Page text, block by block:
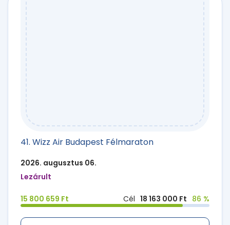
41. Wizz Air Budapest Félmaraton
2026. augusztus 06.
Lezárult
15 800 659 Ft Cél 18 163 000 Ft 86 %